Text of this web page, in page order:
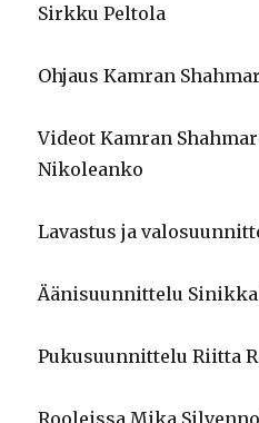
Sirkku Peltola
Ohjaus Kamran
Videot Kamran
Nikoleanko
Lavastus ja
Äänisuunnittelu
Pukusuunnittelu Riitta
Rooleissa Mika